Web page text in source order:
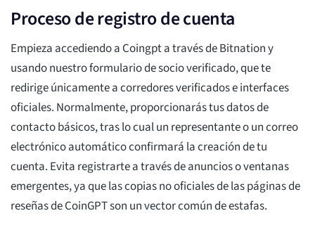
Proceso de registro de cuenta
Empieza accediendo a Coingpt a través de Bitnation y
usando nuestro formulario de socio verificado, que te
redirige únicamente a corredores verificados e interfaces
oficiales. Normalmente, proporcionarás tus datos de
contacto básicos, tras lo cual un representante o un correo
electrónico automático confirmará la creación de tu
cuenta. Evita registrarte a través de anuncios o ventanas
emergentes, ya que las copias no oficiales de las páginas de
reseñas de CoinGPT son un vector común de estafas.